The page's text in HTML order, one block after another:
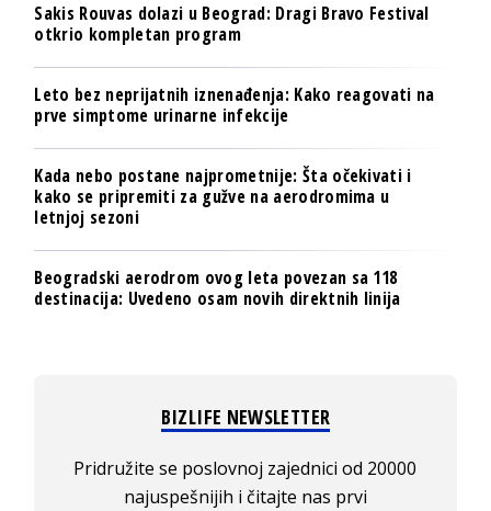
Sakis Rouvas dolazi u Beograd: Dragi Bravo Festival
otkrio kompletan program
Leto bez neprijatnih iznenađenja: Kako reagovati na
prve simptome urinarne infekcije
Kada nebo postane najprometnije: Šta očekivati i
kako se pripremiti za gužve na aerodromima u
letnjoj sezoni
Beogradski aerodrom ovog leta povezan sa 118
destinacija: Uvedeno osam novih direktnih linija
BIZLIFE NEWSLETTER
Pridružite se poslovnoj zajednici od 20000
najuspešnijih i čitajte nas prvi